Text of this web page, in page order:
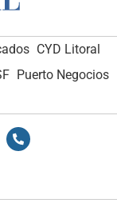
CYD Litoral
Puerto Negocios